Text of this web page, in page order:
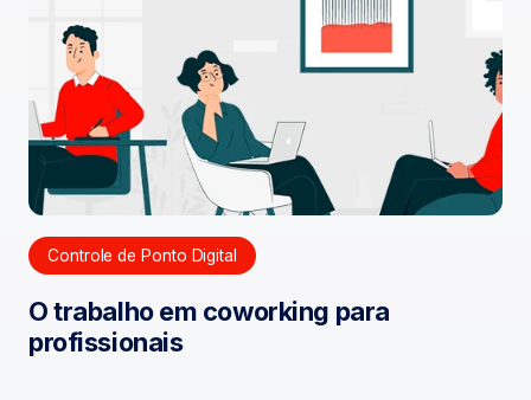
Controle de Ponto Digital
O trabalho em coworking para
profissionais